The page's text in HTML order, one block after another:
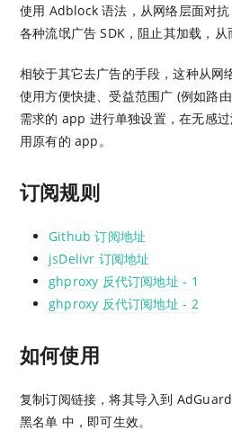
使用 Adblock 语法，从网络层面对
各种流氓广告 SDK，阻止其加载，从
相较于其它去广告的手段，这种从网
使用方便快捷、受益范围广 (例如路
需求的 app 进行单独设置，在无感
用原有的 app。
订阅规则
Github 订阅地址
jsDelivr 订阅地址
ghproxy 反代订阅地址 - 1
ghproxy 反代订阅地址 - 2
如何使用
复制订阅链接，将其导入到
黑名单 中，即可生效。